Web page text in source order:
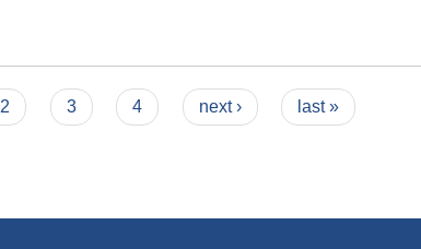
2 3 4 next › last »